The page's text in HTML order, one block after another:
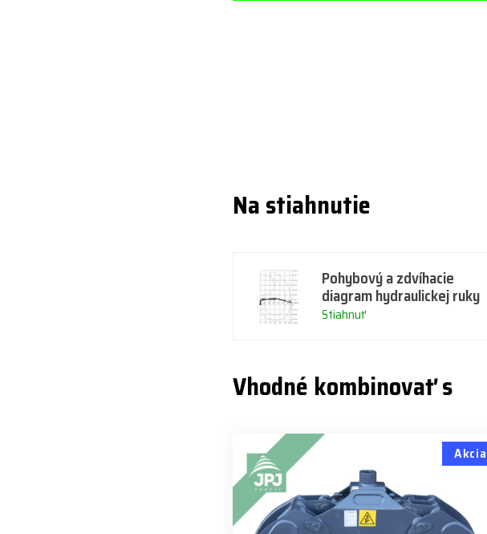
Na stiahnutie
Pohybový a zdvíhacie
diagram hydraulickej ruky
Stiahnuť
Vhodné kombinovať s
Akcia